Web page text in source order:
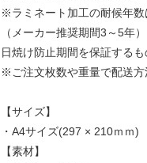
※ラミネート加工の耐候年数
（メーカー推奨期間3～5年）
日焼け防止期間を保証するも
※ご注文枚数や重量で配送方
【サイズ】
・A4サイズ(297 × 210ｍｍ)
【素材】